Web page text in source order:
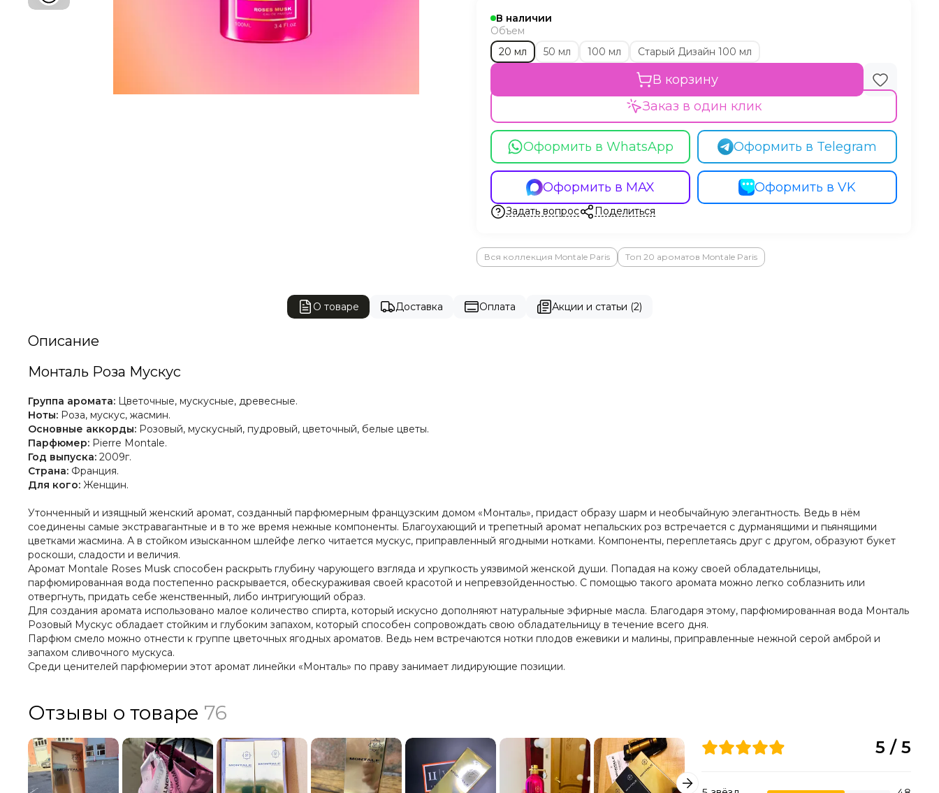
В наличии
Объем
20 мл
50 мл 100 мл Старый Дизайн 100 мл
В корзину
Оформить в WhatsApp Оформить в Telegram
Оформить в MAX Оформить в VK
Заказ в один клик
Задать вопрос Поделиться
Вся коллекция Montale Paris Топ 20 ароматов Montale Paris
О товаре Доставка Оплата Акции и статьи (2)
Описание
Монталь Роза Мускус
Группа аромата: Цветочные, мускусные, древесные.
Ноты: Роза, мускус, жасмин.
Основные аккорды: Розовый, мускусный, пудровый, цветочный, белые цветы.
Парфюмер: Pierre Montale.
Год выпуска: 2009г.
Страна: Франция.
Для кого: Женщин.
Утонченный и изящный женский аромат, созданный парфюмерным французским домом «Монталь», придаст образу шарм и необычайную элегантность. Ведь в нём
соединены самые экстравагантные и в то же время нежные компоненты. Благоухающий и трепетный аромат непальских роз встречается с дурманящими и пьянящими
цветками жасмина. А в стойком изысканном шлейфе легко читается мускус, приправленный ягодными нотками. Компоненты, переплетаясь друг с другом, образуют букет
роскоши, сладости и величия.
Аромат Montale Roses Musk способен раскрыть глубину чарующего взгляда и хрупкость уязвимой женской души. Попадая на кожу своей обладательницы,
парфюмированная вода постепенно раскрывается, обескураживая своей красотой и непревзойденностью. С помощью такого аромата можно легко соблазнить или
отвергнуть, придать себе женственный, либо интригующий образ.
Для создания аромата использовано малое количество спирта, который искусно дополняют натуральные эфирные масла. Благодаря этому, парфюмированная вода Монталь
Розовый Мускус обладает стойким и глубоким запахом, который способен сопровождать свою обладательницу в течение всего дня.
Парфюм смело можно отнести к группе цветочных ягодных ароматов. Ведь нем встречаются нотки плодов ежевики и малины, приправленные нежной серой амброй и
запахом сливочного мускуса.
Среди ценителей парфюмерии этот аромат линейки «Монталь» по праву занимает лидирующие позиции.
Отзывы о товаре 76
5 / 5